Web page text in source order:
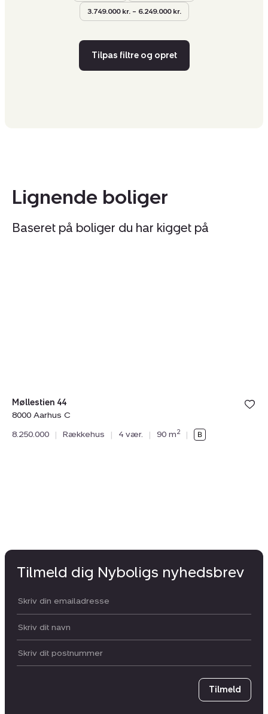
3.749.000 kr. – 6.249.000 kr.
Tilpas filtre og opret
Lignende boliger
Baseret på boliger du har kigget på
Møllestien 44
8000 Aarhus C
8.250.000
| Rækkehus | 4 vær. | 90 m2 |
Tilmeld dig Nyboligs nyhedsbrev
Din email:
Dit navn:
Postnummer
Tilmeld